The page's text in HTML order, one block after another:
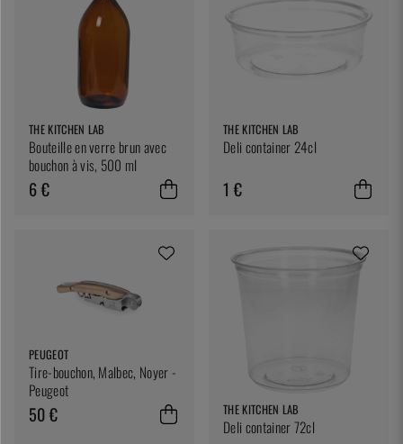
THE KITCHEN LAB
Bouteille en verre brun avec
bouchon à vis, 500 ml
6 €
THE KITCHEN LAB
Deli container 24cl
1 €
PEUGEOT
Tire-bouchon, Malbec, Noyer -
Peugeot
50 € THE KITCHEN LAB
Deli container 72cl